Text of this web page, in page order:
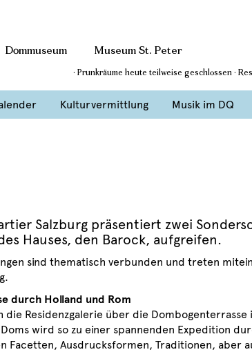
Dommuseum Museum St. Peter
· Prunkräume heute teilweise geschlossen ·
Kulturvermittlung Musik im DQ
Salzburg präsentiert zwei
Hauses, den Barock, aufgreifen.
sind thematisch verbunden und treten
durch Holland und Rom
die Residenzgalerie über die
wird so zu einer spannenden Expedition
Facetten, Ausdrucksformen, Traditionen, aber